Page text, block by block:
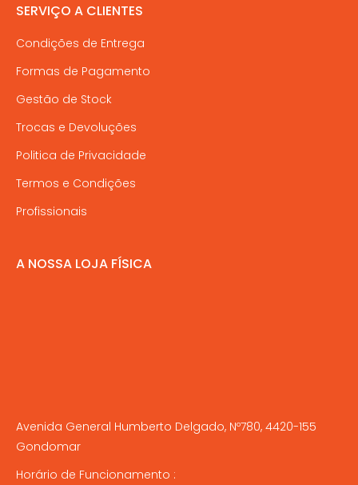
SERVIÇO A CLIENTES
Condições de Entrega
Formas de Pagamento
Gestão de Stock
Trocas e Devoluções
Politica de Privacidade
Termos e Condições
Profissionais
A NOSSA LOJA FÍSICA
Avenida General Humberto Delgado, Nº780, 4420-155
Gondomar
Horário de Funcionamento :